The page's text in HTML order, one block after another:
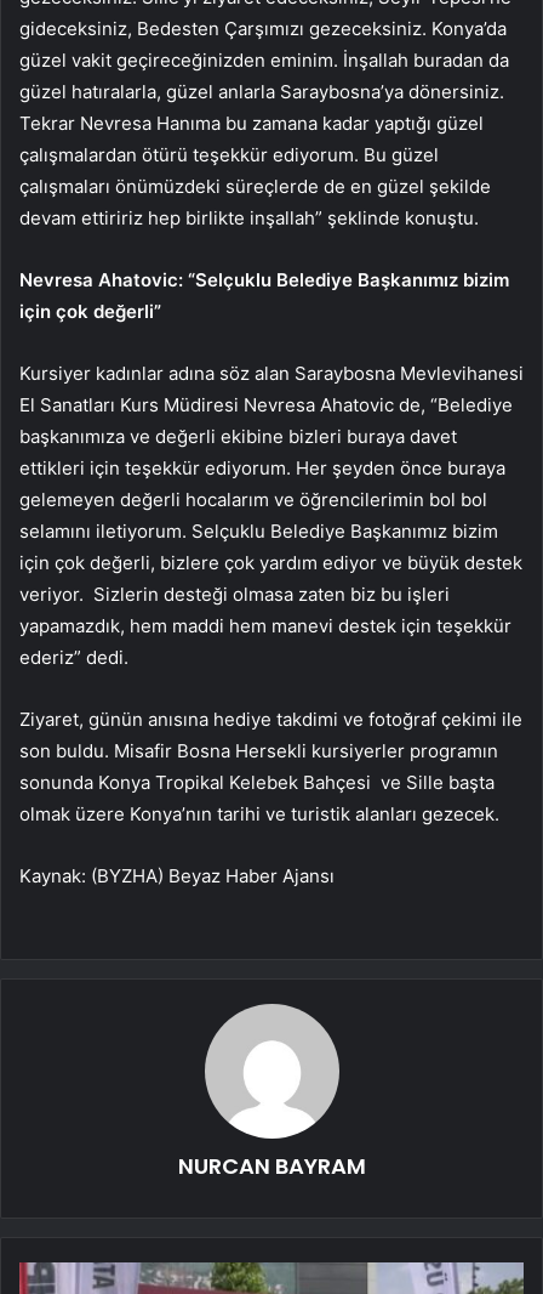
gideceksiniz, Bedesten Çarşımızı gezeceksiniz. Konya’da
güzel vakit geçireceğinizden eminim. İnşallah buradan da
güzel hatıralarla, güzel anlarla Saraybosna’ya dönersiniz.
Tekrar Nevresa Hanıma bu zamana kadar yaptığı güzel
çalışmalardan ötürü teşekkür ediyorum. Bu güzel
çalışmaları önümüzdeki süreçlerde de en güzel şekilde
devam ettiririz hep birlikte inşallah” şeklinde konuştu.
Nevresa Ahatovic: “Selçuklu Belediye Başkanımız bizim
için çok değerli”
Kursiyer kadınlar adına söz alan Saraybosna Mevlevihanesi
El Sanatları Kurs Müdiresi Nevresa Ahatovic de, “Belediye
başkanımıza ve değerli ekibine bizleri buraya davet
ettikleri için teşekkür ediyorum. Her şeyden önce buraya
gelemeyen değerli hocalarım ve öğrencilerimin bol bol
selamını iletiyorum. Selçuklu Belediye Başkanımız bizim
için çok değerli, bizlere çok yardım ediyor ve büyük destek
veriyor. Sizlerin desteği olmasa zaten biz bu işleri
yapamazdık, hem maddi hem manevi destek için teşekkür
ederiz” dedi.
Ziyaret, günün anısına hediye takdimi ve fotoğraf çekimi ile
son buldu. Misafir Bosna Hersekli kursiyerler programın
sonunda Konya Tropikal Kelebek Bahçesi ve Sille başta
olmak üzere Konya’nın tarihi ve turistik alanları gezecek.
Kaynak: (BYZHA) Beyaz Haber Ajansı
NURCAN BAYRAM